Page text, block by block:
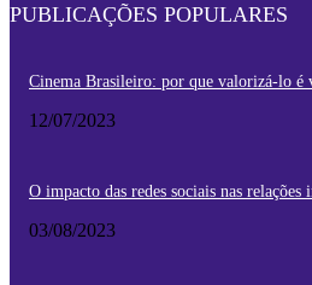
PUBLICAÇÕES POPULARES
Cinema Brasileiro: por que valorizá-lo é
12/07/2023
O impacto das redes sociais nas
03/08/2023